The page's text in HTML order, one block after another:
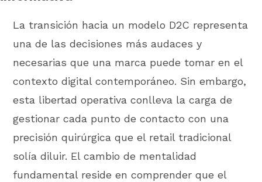
La transición hacia un modelo D2C representa
una de las decisiones más audaces y
necesarias que una marca puede tomar en el
contexto digital contemporáneo. Sin embargo,
esta libertad operativa conlleva la carga de
gestionar cada punto de contacto con una
precisión quirúrgica que el retail tradicional
solía diluir. El cambio de mentalidad
fundamental reside en comprender que el